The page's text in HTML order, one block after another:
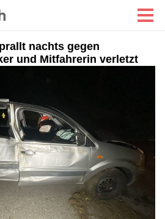
nachts gegen
und Mitfahrerin verletzt